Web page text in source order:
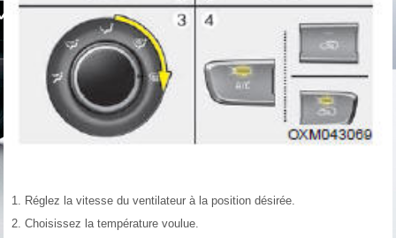
Réglez la vitesse du ventilateur à la position désirée.
Choisissez la température voulue.